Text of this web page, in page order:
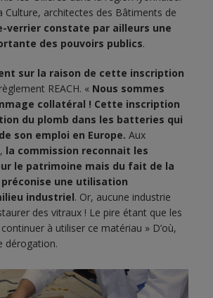
Culture, architectes des Bâtiments de
verrier constate par ailleurs une
des pouvoirs publics.
sur la raison de cette inscription
REACH. « Nous sommes
collatéral ! Cette inscription
du plomb dans les batteries qui
son emploi en Europe. Aux
la commission reconnait les
le patrimoine mais du fait de la
une utilisation
industriel. Or, aucune industrie
des vitraux ! Le pire étant que les
à utiliser ce matériau » D’où,
dérogation.